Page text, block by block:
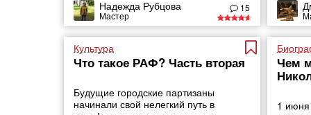
ничуть не меньше. В основе его
собрания — несколько
императорских коллекций: Русской,
Сибирской, Кавказской, Буддистской и
Надежда Рубцова
Мастер
15
Культура
Что такое РАФ? Часть вторая
Будущие городские партизаны
начинали свой нелегкий путь в
Чем
1 июня